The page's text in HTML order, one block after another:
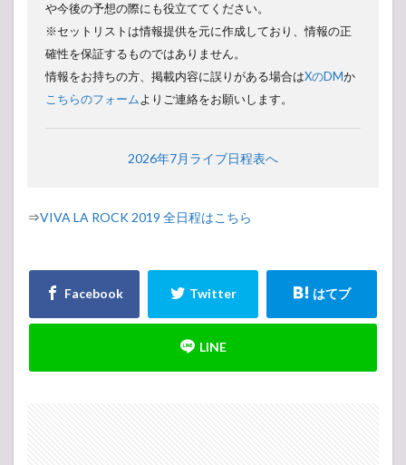
や今後の予想の際にも役立ててください。
※セットリストは情報提供を元に作成しており、情報の正
確性を保証するものではありません。
情報をお持ちの方、掲載内容に誤りがある場合はXのDMか
こちらのフォームよりご連絡をお願いします。
2026年7月ライブ日程表へ
⇒VIVA LA ROCK 2019 全日程はこちら